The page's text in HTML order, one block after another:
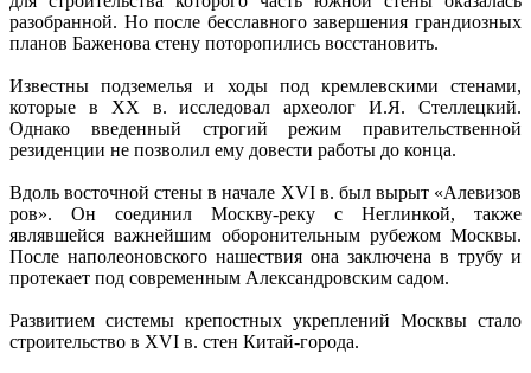
разобранной. Но после бесславного завершения грандиозных
планов Баженова стену поторопились восстановить.
Известны подземелья и ходы под кремлевскими стенами,
которые в ХХ в. исследовал археолог И.Я. Стеллецкий.
Однако введенный строгий режим правительственной
резиденции не позволил ему довести работы до конца.
Вдоль восточной стены в начале XVI в. был вырыт «Алевизов
ров». Он соединил Москву-реку с Неглинкой, также
являвшейся важнейшим оборонительным рубежом Москвы.
После наполеоновского нашествия она заключена в трубу и
протекает под современным Александровским садом.
Развитием системы крепостных укреплений Москвы стало
строительство в XVI в. стен Китай-города.